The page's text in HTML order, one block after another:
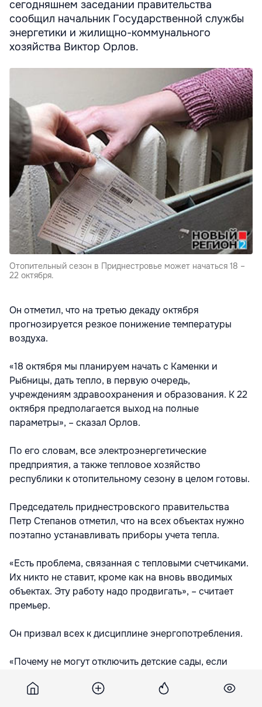
сегодняшнем заседании правительства
сообщил начальник Государственной службы
энергетики и жилищно-коммунального
хозяйства Виктор Орлов.
Отопительный сезон в Приднестровье может начаться 18 –
22 октября.
Он отметил, что на третью декаду октября
прогнозируется резкое понижение температуры
воздуха.
«18 октября мы планируем начать с Каменки и
Рыбницы, дать тепло, в первую очередь,
учреждениям здравоохранения и образования. К 22
октября предполагается выход на полные
параметры», – сказал Орлов.
По его словам, все электроэнергетические
предприятия, а также тепловое хозяйство
республики к отопительному сезону в целом готовы.
Председатель приднестровского правительства
Петр Степанов отметил, что на всех объектах нужно
поэтапно устанавливать приборы учета тепла.
«Есть проблема, связанная с тепловыми счетчиками.
Их никто не ставит, кроме как на вновь вводимых
объектах. Эту работу надо продвигать», – считает
премьер.
Он призвал всех к дисциплине энергопотребления.
«Почему не могут отключить детские сады, если
спросить у заведующей, почему она